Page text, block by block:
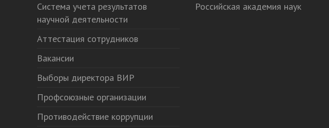
Система учета результатов
научной деятельности
Аттестация сотрудников
Вакансии
Выборы директора ВИР
Профсоюзные организации
Противодействие коррупции
Российская академия наук